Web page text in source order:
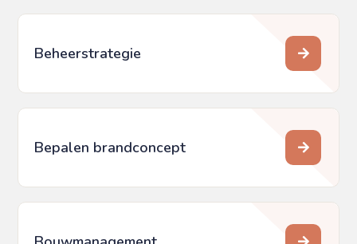
Beheerstrategie
Bepalen brandconcept